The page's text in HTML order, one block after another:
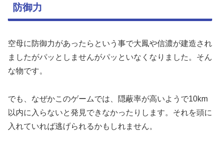
防御力
空母に防御力があったらという事で大鳳や信濃が建造され
ましたがパッとしませんがパッといなくなりました。そん
な物です。
でも、なぜかこのゲームでは、隠蔽率が高いようで10km
以内に入らないと発見できなかったりします。それを頭に
入れていれば逃げられるかもしれません。